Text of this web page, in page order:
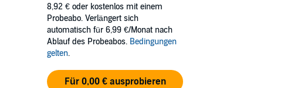
8,92 € oder kostenlos mit einem
Probeabo. Verlängert sich
automatisch für 6,99 €/Monat nach
Ablauf des Probeabos. Bedingungen
gelten.
Für 0,00 € ausprobieren